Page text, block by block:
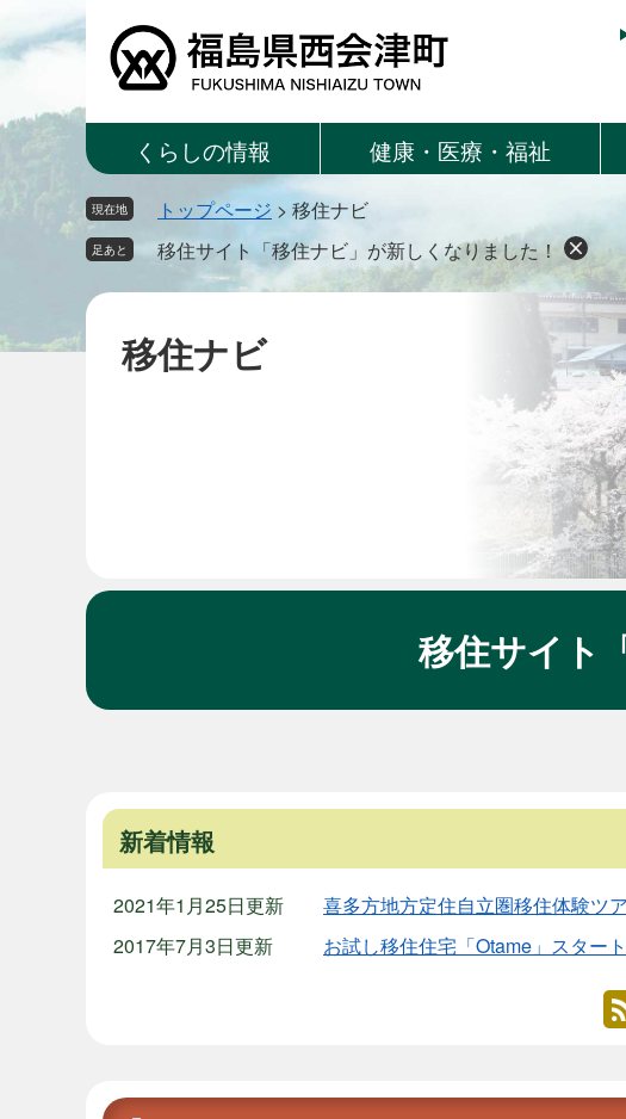
ー
ジ
先
す。
ニ
ュ
を
し
へ
くらしの情報 健康・医療・福祉
現在地 トップページ > 移住ナビ
足あと 移住サイト「移住ナビ」が新しくなりました！
移住ナビ
移住サイト
新着情報
2021年1月25日更新
喜多方地方定住自立圏移住体験ツ
2017年7月3日更新
お試し移住住宅「Otame」スタート